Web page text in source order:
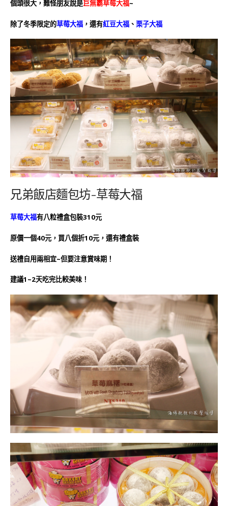
個頭很大，難怪朋友說是巨無霸草莓大福~
除了冬季限定的草莓大福 ，還有紅豆大福 、 栗子大福
兄弟飯店麵包坊-草莓大福
草莓大福有八粒禮盒包裝310元
原價一個40元，買八個折10元，還有禮盒裝
送禮自用兩相宜~但要注意賞味期！
建議1~2天吃完比較美味！